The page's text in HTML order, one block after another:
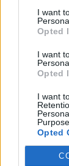
I want
Opted
I want
Opted
I want
Opted
EU smernica:
Hlučnosť:
Hlučnosť typ:
Konštrukcia:
Palce:
Počet v balení: